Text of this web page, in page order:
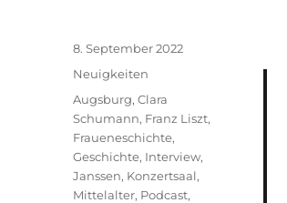
Veröffentlicht
8. September 2022
Kategorien
Neuigkeiten
Schlagwörter
Augsburg,Clara
Schumann, Franz Liszt,
Fraueneschichte,
Geschichte, Interview,
Janssen, Konzertsaal,
Mittelalter, Podcast,